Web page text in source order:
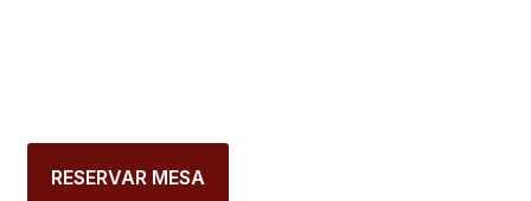
RESERVAR MESA